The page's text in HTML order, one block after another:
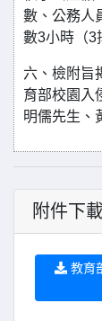
數、公務人
數3小時（3
六、檢附旨
育部校園入
明儒先生、
附件下
教育